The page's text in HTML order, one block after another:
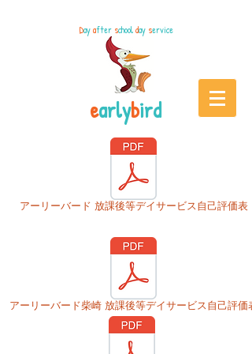
Dayafter schoolday service
earlybird
アーリーバード 放課後等デイサービス自己評価表
アーリーバード柴崎 放課後等デイサービス自己評価表